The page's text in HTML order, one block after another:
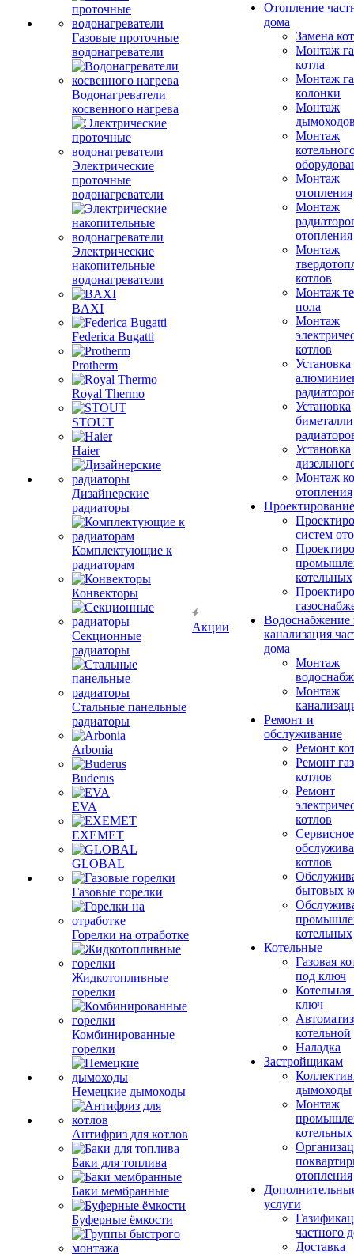
Газовые проточные
водонагреватели
Водонагреватели
косвенного нагрева
Электрические
проточные
водонагреватели
Электрические
накопительные
водонагреватели
BAXI
Federica Bugatti
Protherm
Royal Thermo
STOUT
Haier
Дизайнерские
радиаторы
Комплектующие к
радиаторам
Конвекторы
Секционные
радиаторы
Стальные панельные
радиаторы
Arbonia
Buderus
EVA
EXEMET
GLOBAL
Газовые горелки
Горелки на отработке
Жидкотопливные
горелки
Комбинированные
горелки
Немецкие дымоходы
Антифриз для котлов
Баки для топлива
Баки мембранные
Буферные ёмкости
Акции
Отопление
дома
Замена
Монтаж
котла
Монтаж
колонки
Монтаж
Монтаж
Монтаж
отопления
Монтаж
отопления
Монтаж
котлов
Монтаж
пола
Монтаж
котлов
Установка
Установка
Установка
Монтаж
отопления
Проектирование
систем
котельных
Водоснабжение
канализация
дома
Монтаж
Монтаж
Ремонт и
обслуживание
Ремонт
Ремонт
котлов
Ремонт
котлов
Сервисное
котлов
бытовых
котельных
Котельные
Газовая
под ключ
ключ
котельной
Наладка
Застройщикам
дымоходы
Монтаж
котельных
отопления
услуги
частного
Доставка